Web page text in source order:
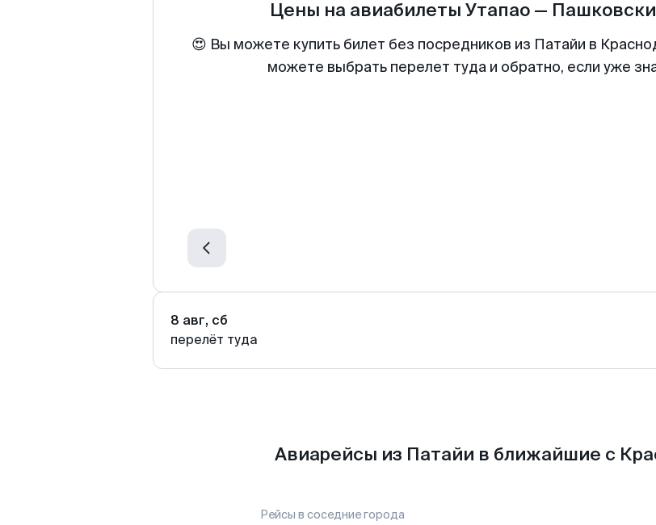
Цены на авиабилеты Утапао —
😍 Вы можете купить билет без посредников из Патайи в
можете выбрать перелет туда и обратно, если уже
8 авг, сб
перелёт туда
Авиарейсы из Патайи в ближайшие с
Рейсы в соседние города